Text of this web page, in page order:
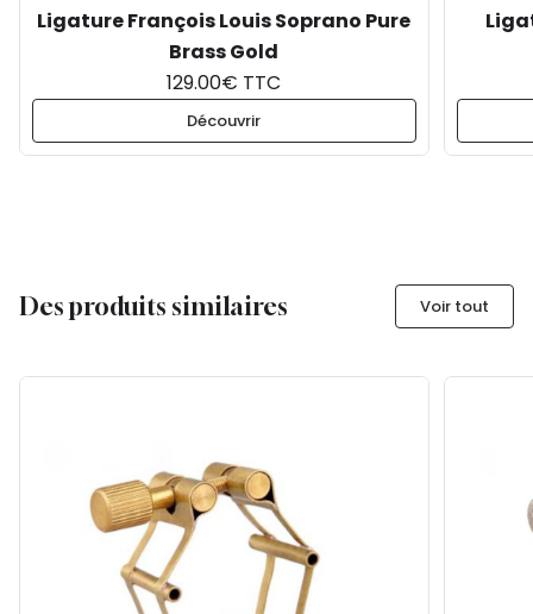
Ligature François Louis Soprano Pure
Brass Gold
129.00€ TTC
Découvrir
Des produits similaires Voir tout